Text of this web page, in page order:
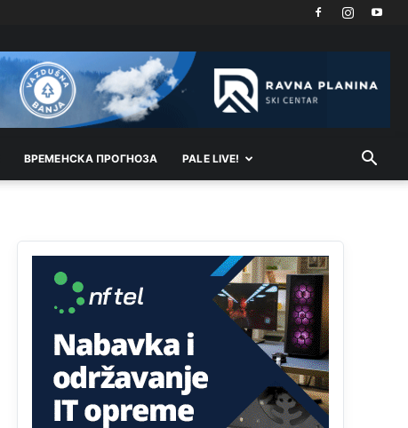
ВРEМEНСКА ПРОГНОЗА PALE LIVE!
Анонимно2800732 јуче 6:20
Pavle D u d l a č
RS je država ako nisi znao
Анонимно2806419
биће увек држава за турчина који овде уноси
немир
Анонимно2806552 5:39
nije mujo turcin, mujo ue bendasr
Анонимно2806721 6:37